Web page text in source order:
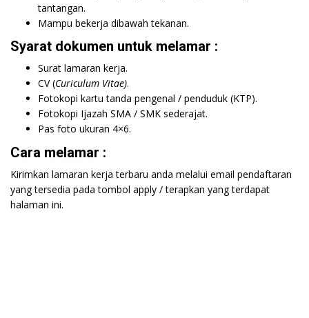
tantangan.
Mampu bekerja dibawah tekanan.
Syarat dokumen untuk melamar :
Surat lamaran kerja.
CV (Curiculum Vitae).
Fotokopi kartu tanda pengenal / penduduk (KTP).
Fotokopi Ijazah SMA / SMK sederajat.
Pas foto ukuran 4×6.
Cara melamar :
Kirimkan lamaran kerja terbaru anda melalui email pendaftaran
yang tersedia pada tombol apply / terapkan yang terdapat
halaman ini.